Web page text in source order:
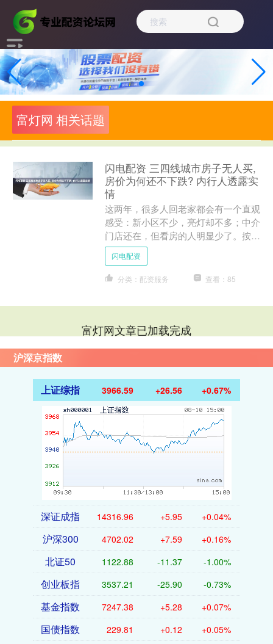
富灯网 相关话题
闪电配资 三四线城市房子无人买,
房价为何还不下跌? 内行人透露实
情
这两年，很多人回老家都会有一个直观
感受：新小区不少，亮灯却不多；中介
门店还在，但看房的人明显少了。按理
说，买的人少了，房价应该往下走，可
现实却是，不少三四线城市....
闪电配资
分类：配资服务 查看：85
富灯网文章已加载完成
沪深京指数
上证综指 3966.59 +26.56 +0.67%
深证成指 14316.96 +5.95 +0.04%
沪深300 4702.02 +7.59 +0.16%
北证50 1122.88 -11.37 -1.00%
创业板指 3537.21 -25.90 -0.73%
基金指数 7247.38 +5.28 +0.07%
国债指数 229.81 +0.12 +0.05%